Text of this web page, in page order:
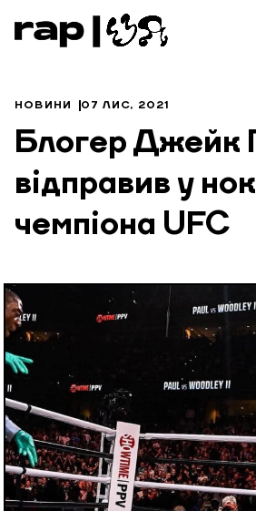
НОВИНИ 07 ЛИС, 2021
Блогер Джейк
відправив у
чемпіона UFC